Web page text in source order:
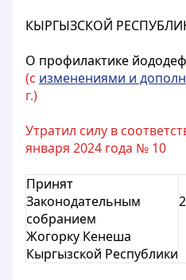
КЫРГЫЗСКОЙ
О профилактике
(с изменениями и
г.)
Утратил силу в
января 2024 года № 10
Принят
Законодательным
собранием
Жогорку Кенеша
Кыргызской Республики